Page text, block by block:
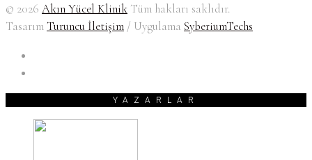
© 2026 Akın Yücel Klinik Tüm hakları saklıdır.
Tasarım Turuncu İletişim / Uygulama SyberiumTechs
YAZARLAR